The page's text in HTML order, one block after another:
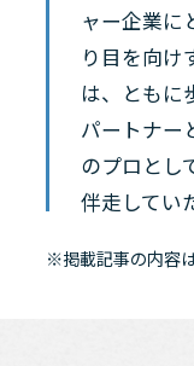
ャー企業に
り目を向け
は、ともに
パートナー
のプロとし
伴走してい
※掲載記事の内容